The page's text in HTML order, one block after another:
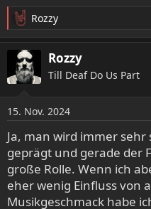
R
e
a
k
t
o
n
e
n
:
Rozzy
Rozzy
Till Deaf Do Us Part
15. Nov. 2024
Ja, man wird immer
geprägt und gerade der
große Rolle. Wenn ich
eher wenig Einfluss von
Musikgeschmack habe